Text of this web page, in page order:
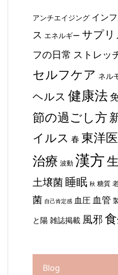
アンチエイジング イン
ス エネルギー サプリ
フの日常 ストレッ
セルフケア ネル
ヘルス 健康法
節の過ごし方
イルス 春 東洋
治療 波動 漢方
土壌菌睡眠 秋 糖質
菌 自己肯定感 血圧 血管
と陽雑誌掲載 風邪
Blog